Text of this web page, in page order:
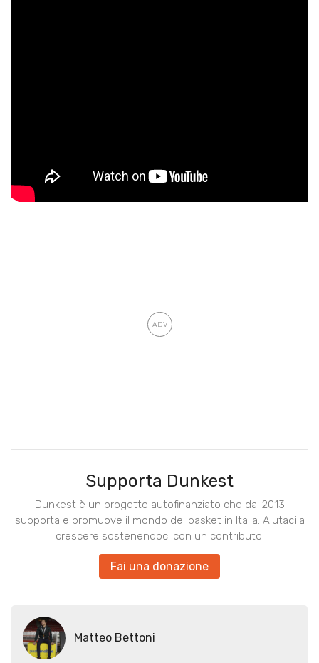
Supporta Dunkest
Dunkest è un progetto autofinanziato che dal 2013
supporta e promuove il mondo del basket in Italia. Aiutaci a
crescere sostenendoci con un contributo.
Fai una donazione
Matteo Bettoni